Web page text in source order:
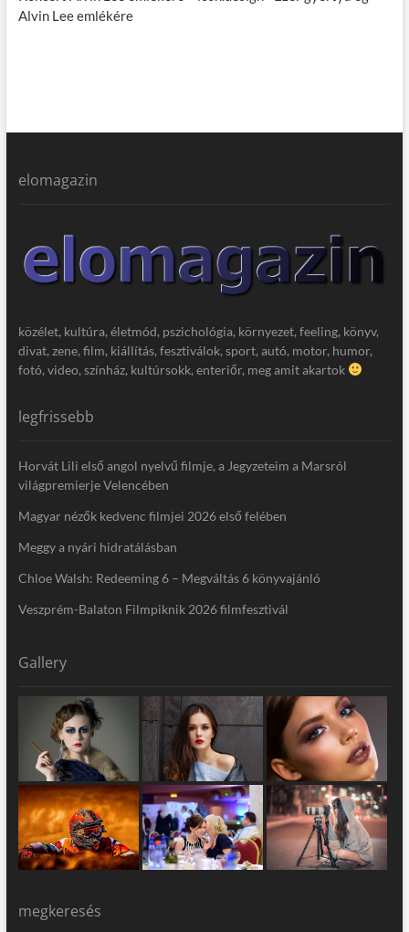
Alvin Lee emlékére
elomagazin
közélet, kultúra, életmód, pszichológia, környezet, feeling, könyv,
divat, zene, film, kiállítás, fesztiválok, sport, autó, motor, humor,
fotó, video, színház, kultúrsokk, enteriőr, meg amit akartok
legfrissebb
Horvát Lili első angol nyelvű filmje, a Jegyzeteim a Marsról
világpremierje Velencében
Magyar nézők kedvenc filmjei 2026 első felében
Meggy a nyári hidratálásban
Chloe Walsh: Redeeming 6 – Megváltás 6 könyvajánló
Veszprém-Balaton Filmpiknik 2026 filmfesztivál
Gallery
megkeresés